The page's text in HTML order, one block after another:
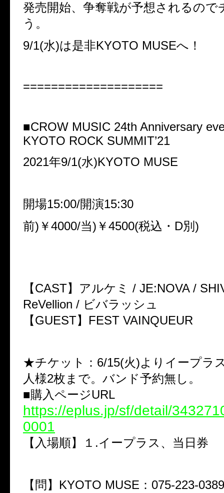
発売開始、争奪戦が予想されるので
う。
9/1(水)は是非KYOTO MUSEへ！
====================
■CROW MUSIC 24th Anniversary
KYOTO ROCK SUMMIT’21
2021年9/1(水)KYOTO MUSE
開場15:00/開演15:30
前)￥4000/当)￥4500(税込・D別)
【CAST】アルケミ / JE:NOVA /
ReVellion / ビバラッシュ
【GUEST】FEST VAINQUEUR
★チケット：6/15(火)よりイープラ
人様2枚まで。バンド予約無し。
■購入ページURL
https://eplus.jp/sf/detail/
0001
【入場順】１.イープラス、当日券
【問】KYOTO MUSE：075-223-0389